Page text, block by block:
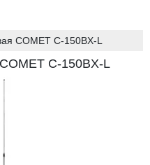
COMET C-150BX-L
C-150BX-L